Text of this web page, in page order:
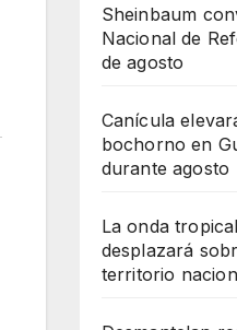
Sheinbaum
Nacional de
de agosto
Canícula
bochorno en
durante agosto
La onda
desplazará
territorio